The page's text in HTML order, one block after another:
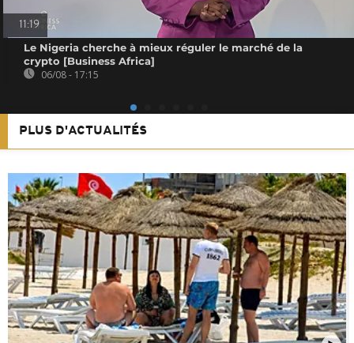
11:19
Le Nigeria cherche à mieux réguler le marché de la
crypto [Business Africa]
06/08 - 17:15
PLUS D'ACTUALITÉS